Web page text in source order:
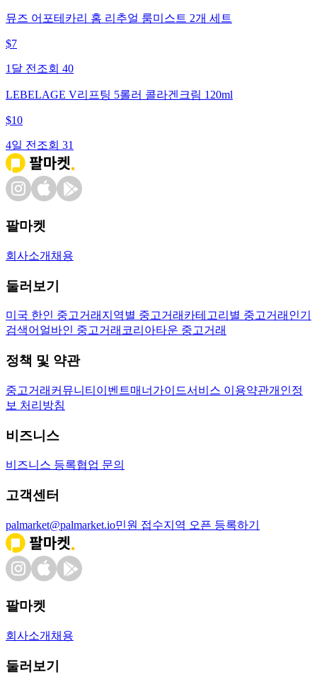
뮤즈 어포테카리 홈 리추얼 룸미스트 2개 세트
$7
1달 전 조회 40
LEBELAGE V리프팅 5롤러 콜라겐크림 120ml
$10
4일 전 조회 31
팔마켓
회사소개 채용
둘러보기
미국 한인 중고거래 지역별 중고거래 카테고리별 중고거래 인기
검색어 얼바인 중고거래 코리아타운 중고거래
정책 및 약관
중고거래 커뮤니티 이벤트매너가이드서비스 이용약관개인정
보 처리방침
비즈니스
비즈니스 등록협업 문의
고객센터
palmarket@palmarket.io민원 접수지역 오픈 등록하기
팔마켓
회사소개 채용
둘러보기